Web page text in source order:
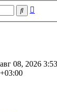
Поиск
08, 2026